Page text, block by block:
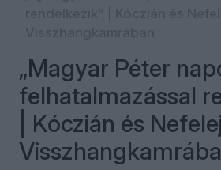
„Magyar Péter
felhatalmazással
| Kóczián és